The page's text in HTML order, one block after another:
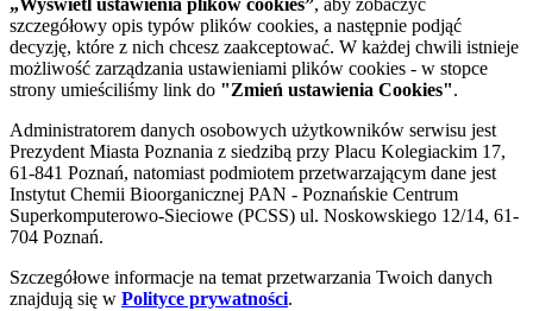
„Wyświetl ustawienia plików cookies”, aby zobaczyć
szczegółowy opis typów plików cookies, a następnie podjąć
decyzję, które z nich chcesz zaakceptować. W każdej chwili istnieje
możliwość zarządzania ustawieniami plików cookies - w stopce
strony umieściliśmy link do "Zmień ustawienia Cookies".
Administratorem danych osobowych użytkowników serwisu jest
Prezydent Miasta Poznania z siedzibą przy Placu Kolegiackim 17,
61-841 Poznań, natomiast podmiotem przetwarzającym dane jest
Instytut Chemii Bioorganicznej PAN - Poznańskie Centrum
Superkomputerowo-Sieciowe (PCSS) ul. Noskowskiego 12/14, 61-
704 Poznań.
Szczegółowe informacje na temat przetwarzania Twoich danych
znajdują się w Polityce prywatności.